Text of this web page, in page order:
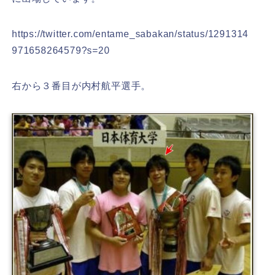
https://twitter.com/entame_sabakan/status/1291314
971658264579?s=20
右から３番目が内村航平選手。